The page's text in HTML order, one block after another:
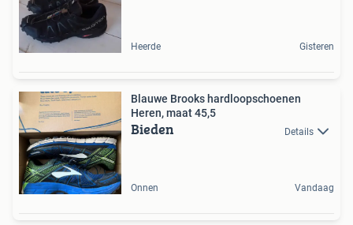
Heerde Gisteren
Blauwe Brooks hardloopschoenen
Heren, maat 45,5
Bieden Details
Onnen Vandaag